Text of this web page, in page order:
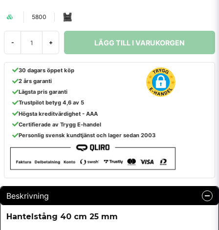
5800
- + LÄGG TILL I VARUKORGEN
30 dagars öppet köp
2 års garanti
Lägsta pris garanti
Trustpilot betyg 4,6 av 5
Högsta kreditvärdighet - AAA
Certifierade av Trygg E-handel
Personlig svensk kundtjänst och lager sedan 2003
Beskrivning
Hantelstång 40 cm 25 mm